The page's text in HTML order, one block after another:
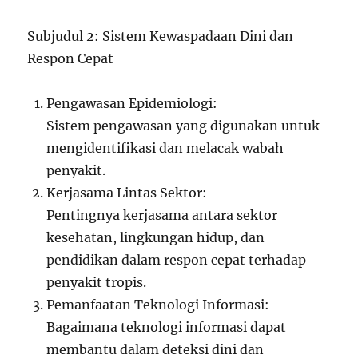
Subjudul 2: Sistem Kewaspadaan Dini dan
Respon Cepat
Pengawasan Epidemiologi:
Sistem pengawasan yang digunakan untuk
mengidentifikasi dan melacak wabah
penyakit.
Kerjasama Lintas Sektor:
Pentingnya kerjasama antara sektor
kesehatan, lingkungan hidup, dan
pendidikan dalam respon cepat terhadap
penyakit tropis.
Pemanfaatan Teknologi Informasi:
Bagaimana teknologi informasi dapat
membantu dalam deteksi dini dan